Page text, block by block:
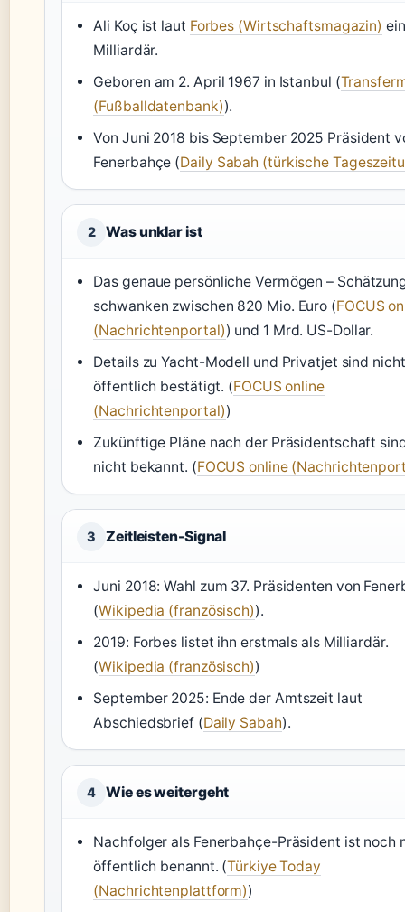
Ali Koç ist laut Forbes (Wirtschaftsmagazin) ein
Milliardär.
Geboren am 2. April 1967 in Istanbul (
(Fußballdatenbank)).
Von Juni 2018 bis September 2025 Präsident
Fenerbahçe (Daily Sabah (türkische
2 Was unklar ist
Das genaue persönliche Vermögen –
schwanken zwischen 820 Mio. Euro (FOCUS
(Nachrichtenportal)) und 1 Mrd. US-Dollar.
Details zu Yacht-Modell und Privatjet sind nicht
öffentlich bestätigt. (FOCUS online
(Nachrichtenportal))
Zukünftige Pläne nach der Präsidentschaft
nicht bekannt. (FOCUS online
3 Zeitleisten-Signal
Juni 2018: Wahl zum 37. Präsidenten von
(Wikipedia (französisch)).
2019: Forbes listet ihn erstmals als Milliardär.
(Wikipedia (französisch))
September 2025: Ende der Amtszeit laut
Abschiedsbrief (Daily Sabah).
4 Wie es weitergeht
Nachfolger als Fenerbahçe-Präsident ist noch
öffentlich benannt. (Türkiye Today
(Nachrichtenplattform))